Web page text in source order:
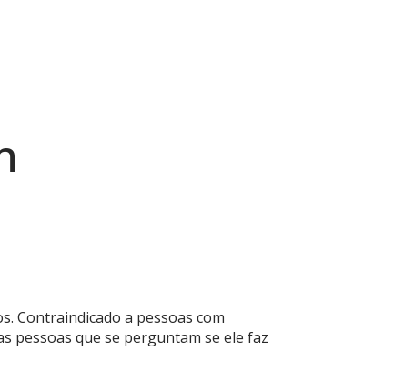
Contraindicado a pessoas com
pessoas que se perguntam se ele faz